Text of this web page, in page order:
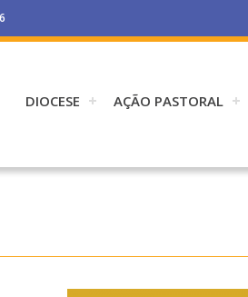
DIOCESE AÇÃO PASTORAL